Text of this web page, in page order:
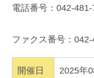
電話番号：042-
ファクス番号：
開催日 2025年